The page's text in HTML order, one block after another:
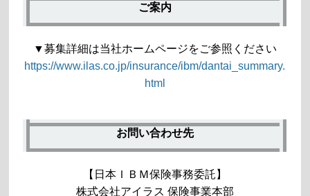
ご案内
▼募集詳細は当社ホームページをご参照ください
https://www.ilas.co.jp/insurance/ibm/dantai_summary.
html
お問い合わせ先
【日本ＩＢＭ保険事務委託】
株式会社アイラス 保険事業本部